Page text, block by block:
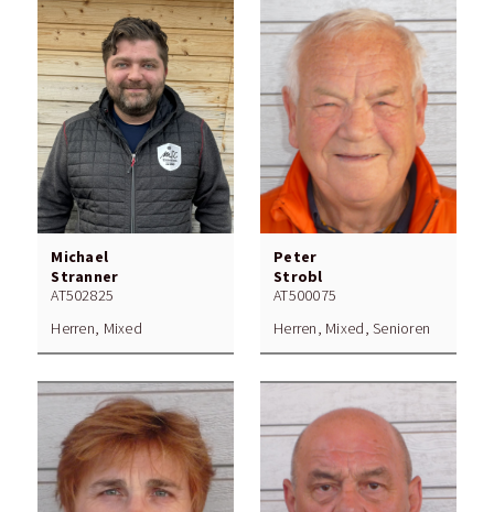
Michael
Stranner
AT502825
Herren, Mixed
Peter
Strobl
AT500075
Herren, Mixed, Senioren